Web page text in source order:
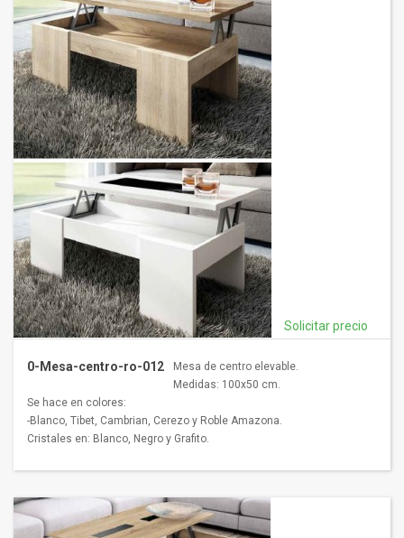
0-Mesa-centro-ro-012
Solicitar precio
Mesa de centro elevable.
Medidas: 100x50 cm.
Se hace en colores:
-Blanco, Tibet, Cambrian, Cerezo y Roble Amazona.
Cristales en: Blanco, Negro y Grafito.